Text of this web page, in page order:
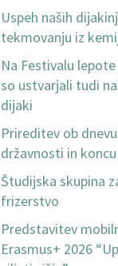
Uspeh naših
tekmovanju iz
Na Festivalu
so ustvarjali tudi
dijaki
Prireditev ob dnevu
državnosti in
Študijska skupina
frizerstvo
Predstavitev
Erasmus+ 2026